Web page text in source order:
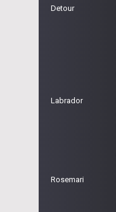
Detour
Labrador
Rosemari